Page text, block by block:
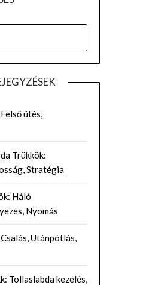
ütés,
Trükkök:
Stratégia
Háló
Nyomás
Utánpótlás,
Tollaslabda kezelés,